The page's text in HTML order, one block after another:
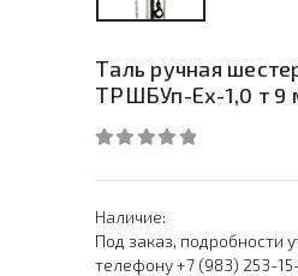
Таль ручная
ТРШБУп-Ех-1,0 т 9
Наличие:
Под заказ, подробности
телефону +7 (983) 253-